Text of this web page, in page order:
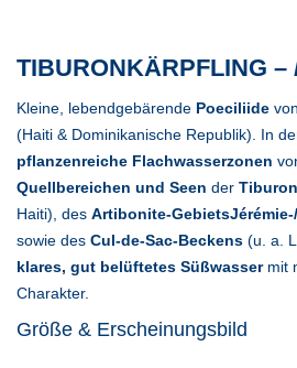
TIBURONKÄRPFLING –
Kleine, lebendgebärende Poeciliide
(Haiti & Dominikanische Republik). In
pflanzenreiche Flachwasserzonen
Quellbereichen und Seen der
Haiti), des Artibonite-
sowie des Cul-de-Sac-Beckens (u. a.
klares, gut belüftetes Süßwassermit
Charakter.
Größe & Erscheinungsbild